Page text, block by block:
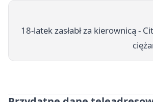
18-latek zasłabł za kierownicą -